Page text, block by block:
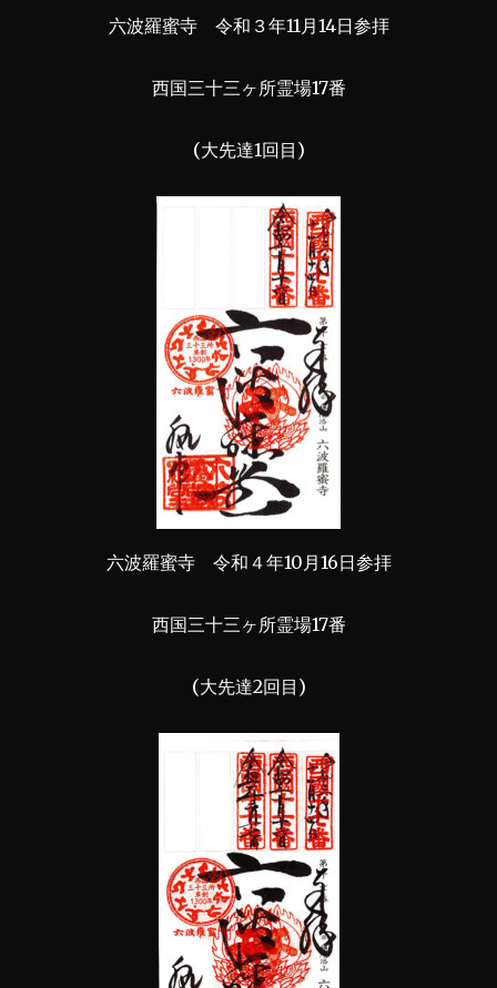
六波羅蜜寺 令和３年11月14日参拝
西国三十三ヶ所霊場17番
(大先達1回目)
六波羅蜜寺 令和４年10月16日参拝
西国三十三ヶ所霊場17番
(大先達2回目)